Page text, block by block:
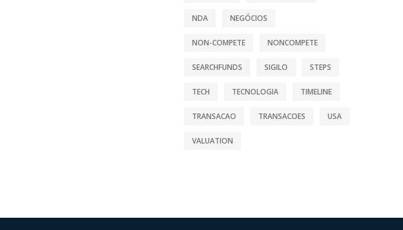
NDA NEGÓCIOS
NON-COMPETE NONCOMPETE
SEARCHFUNDS SIGILO STEPS
TECH TECNOLOGIA TIMELINE
TRANSACAO TRANSACOES USA
VALUATION